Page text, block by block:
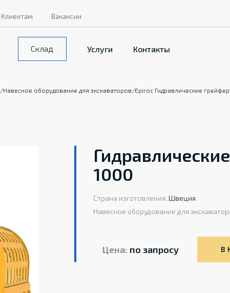
Склад Услуги Контакты
Клиентам Вакансии
/Навесное оборудование для экскаваторов/Epiroc Гидравлические
1000
Страна изготовления: Швеция
Навесное оборудование для
Цена: по запросу В